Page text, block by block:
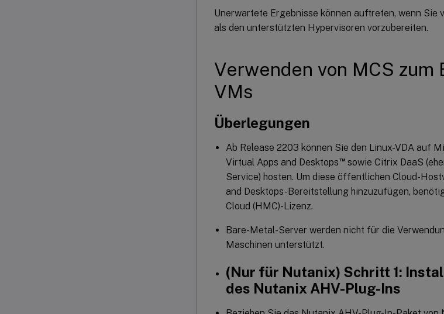
Unerwartete Ergebnisse können auftreten, wenn Sie
als den unterstützten Hypervisoren vorzubereiten.
Verwenden von MCS zum
VMs
Überlegungen
Ab Release 2203 können Sie den Linux-VDA auf
Virtual Apps and Desktops™sowie Citrix DaaS
Service) hosten. Um diese öffentlichen Cloud-
and Desktops-Bereitstellung hinzuzufügen,
Cloud (HMC)-Lizenz.
Bare-Metal-Server werden nicht für die
Maschinen unterstützt.
(Nur für Nutanix) Schritt 1:
des Nutanix AHV-Plug-Ins